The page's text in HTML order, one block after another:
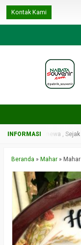
google-site-
Kontak Kami
Custom Istimewa , Sejak
Beranda » Mahar »